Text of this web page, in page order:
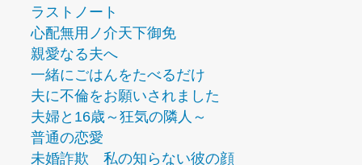
ラストノート
心配無用ノ介天下御免
親愛なる夫へ
一緒にごはんをたべるだけ
夫に不倫をお願いされました
夫婦と16歳～狂気の隣人～
普通の恋愛
未婚詐欺 私の知らない彼の顔